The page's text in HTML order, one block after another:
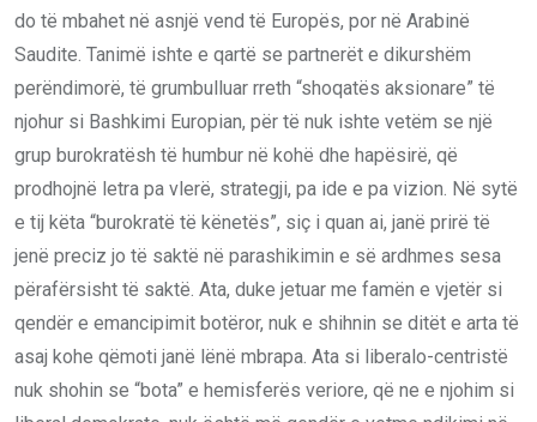
do të mbahet në asnjë vend të Europës, por në Arabinë
Saudite. Tanimë ishte e qartë se partnerët e dikurshëm
perëndimorë, të grumbulluar rreth “shoqatës aksionare” të
njohur si Bashkimi Europian, për të nuk ishte vetëm se një
grup burokratësh të humbur në kohë dhe hapësirë, që
prodhojnë letra pa vlerë, strategji, pa ide e pa vizion. Në sytë
e tij këta “burokratë të kënetës”, siç i quan ai, janë prirë të
jenë preciz jo të saktë në parashikimin e së ardhmes sesa
përafërsisht të saktë. Ata, duke jetuar me famën e vjetër si
qendër e emancipimit botëror, nuk e shihnin se ditët e arta të
asaj kohe qëmoti janë lënë mbrapa. Ata si liberalo-centristë
nuk shohin se “bota” e hemisferës veriore, që ne e njohim si